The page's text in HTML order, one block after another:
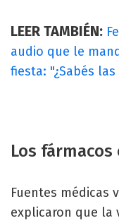
LEER TAMBIÉN:
audio que le
fiesta: "¿Sabés
Los
Fuentes médicas
explicaron que la